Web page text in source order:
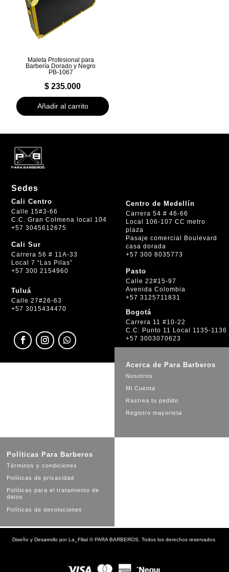
Maleta Profesional para
Barbería Dorado y Negro
PB-1067
$ 235.000
Añadir al carrito
Sedes
Cali Centro
Calle 15#3-66
C.C. Gran Colmena local 104
+57 3045612675
Cali Sur
Carrera 56 # 11A-33
Local 7 “Las Pilas”
+57 300 2154960
Tuluá
Calle 27#26-63
+57 3015434470
Centro de Medellín
Carrera 54 # 46-66
Local 106-107 CC metro
plaza
Pasaje comercial Boulevard
casa dorada
+57 300 8035773
Pasto
Calle 22#15-97
Avenida Colombia
+57 3125711831
Bogotá
Carrera 11 #10-22
C.C. Punto 11 Local 1135-1136
+57 3003070623
Acerca de Para Barberos
Nosotros
Mi Cuenta
Rastrea tu pedido
Registro mayorista
Políticas Para Barberos
Términos y condiciones
Políticas de privacidad
Políticas para el tratamiento de
datos
Políticas de devoluciones
Diseño y Desarrollo porLa_Filial ©PARA BARBEROS. Todos los derechos reservados.